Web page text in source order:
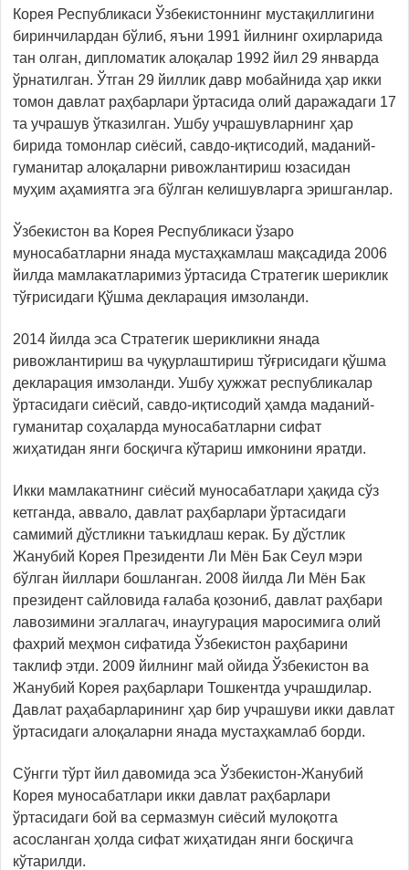
Корея Республикаси Ўзбекистоннинг мустақиллигини
биринчилардан бўлиб, яъни 1991 йилнинг охирларида
тан олган, дипломатик алоқалар 1992 йил 29 январда
ўрнатилган. Ўтган 29 йиллик давр мобайнида ҳар икки
томон давлат раҳбарлари ўртасида олий даражадаги 17
та учрашув ўтказилган. Ушбу учрашувларнинг ҳар
бирида томонлар сиёсий, савдо-иқтисодий, маданий-
гуманитар алоқаларни ривожлантириш юзасидан
муҳим аҳамиятга эга бўлган келишувларга эришганлар.
Ўзбекистон ва Корея Республикаси ўзаро
муносабатларни янада мустаҳкамлаш мақсадида 2006
йилда мамлакатларимиз ўртасида Стратегик шериклик
тўғрисидаги Қўшма декларация имзоланди.
2014 йилда эса Стратегик шерикликни янада
ривожлантириш ва чуқурлаштириш тўғрисидаги қўшма
декларация имзоланди. Ушбу ҳужжат республикалар
ўртасидаги сиёсий, савдо-иқтисодий ҳамда маданий-
гуманитар соҳаларда муносабатларни сифат
жиҳатидан янги босқичга кўтариш имконини яратди.
Икки мамлакатнинг сиёсий муносабатлари ҳақида сўз
кетганда, аввало, давлат раҳбарлари ўртасидаги
самимий дўстликни таъкидлаш керак. Бу дўстлик
Жанубий Корея Президенти Ли Мён Бак Сеул мэри
бўлган йиллари бошланган. 2008 йилда Ли Мён Бак
президент сайловида ғалаба қозониб, давлат раҳбари
лавозимини эгаллагач, инаугурация маросимига олий
фахрий меҳмон сифатида Ўзбекистон раҳбарини
таклиф этди. 2009 йилнинг май ойида Ўзбекистон ва
Жанубий Корея раҳбарлари Тошкентда учрашдилар.
Давлат раҳабарларининг ҳар бир учрашуви икки давлат
ўртасидаги алоқаларни янада мустаҳкамлаб борди.
Сўнгги тўрт йил давомида эса Ўзбекистон-Жанубий
Корея муносабатлари икки давлат раҳбарлари
ўртасидаги бой ва сермазмун сиёсий мулоқотга
асосланган ҳолда сифат жиҳатидан янги босқичга
кўтарилди.